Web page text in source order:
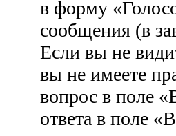
в форму
сообщения (в
Если вы не
вы не имеете
вопрос в поле
ответа в поле